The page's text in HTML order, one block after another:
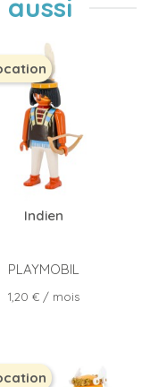
Indien
PLAYMOBIL
Prix
1,20 €/ mois